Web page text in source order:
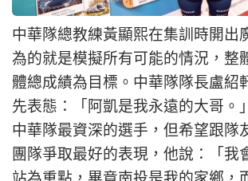
中華隊總教練黃顯熙在集訓時開出
為的就是模擬所有可能的情況，整
體總成績為目標。中華隊隊長盧紹
先表態：「阿凱是我永遠的大哥。
中華隊最資深的選手，但希望跟隊
團隊爭取最好的表現，他說：「我